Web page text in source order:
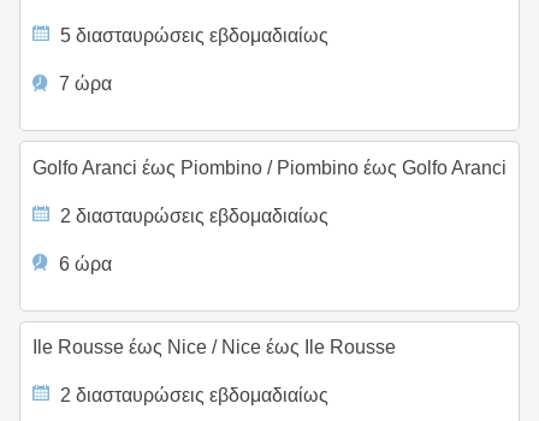
5 διασταυρώσεις εβδομαδιαίως
7 ώρα
Golfo Aranci έως Piombino /Piombino έως Golfo Aranci
2 διασταυρώσεις εβδομαδιαίως
6 ώρα
Ile Rousse έως Nice /Nice έως Ile Rousse
2 διασταυρώσεις εβδομαδιαίως